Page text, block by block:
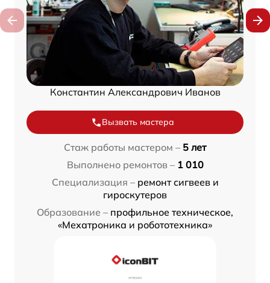
Константин Александрович Иванов
Вызвать мастера
Стаж работы мастером – 5 лет
Выполнено ремонтов – 1 010
Специализация – ремонт сигвеев и
гироскутеров
Образование – профильное техническое,
«Мехатроника и робототехника»